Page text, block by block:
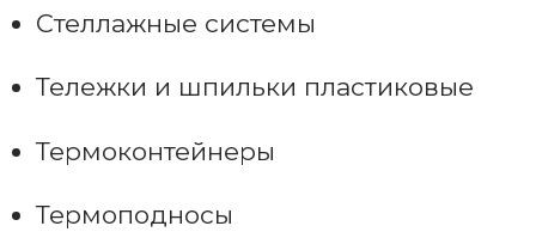
Стеллажные системы
Тележки и шпильки пластиковые
Термоконтейнеры
Термоподносы